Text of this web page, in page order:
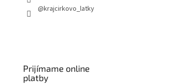
@krajcirkovo_latky
Prijímame online
platby